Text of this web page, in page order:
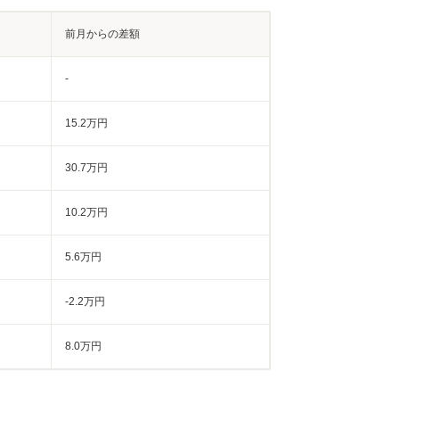
前月からの差額
-
15.2万円
30.7万円
10.2万円
5.6万円
-2.2万円
8.0万円